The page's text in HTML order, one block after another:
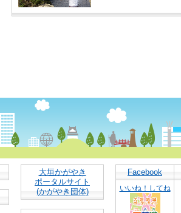
大垣かがやき
ポータルサイト
(かがやき団体)
Facebook
いいね！してね